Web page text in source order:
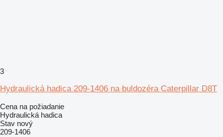
3
Hydraulická hadica 209-1406 na buldozéra Caterpillar D8T
Cena na požiadanie
Hydraulická hadica
Stav nový
209-1406